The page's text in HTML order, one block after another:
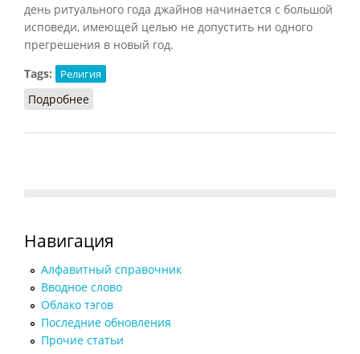
день ритуального года джайнов начинается с большой
исповеди, имеющей целью не допустить ни одного
прегрешения в новый год.
Tags:
Религия
Подробнее
Навигация
Алфавитный справочник
Вводное слово
Облако тэгов
Последние обновления
Прочие статьи